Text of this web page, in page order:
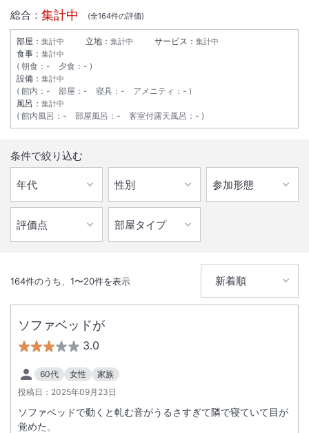
総合： 集計中 (全164件の評価)
部屋： 集計中 立地： 集計中 サービス： 集計中
食事： 集計中
朝食 ： - 夕食 ： -
設備： 集計中
館内 ： - 部屋 ： - 寝具 ： - アメニティ ： -
風呂： 集計中
館内風呂 ： - 部屋風呂 ： - 客室付露天風呂 ： -
条件で絞り込む
164件のうち、 1〜20件を表示
ソファベッドが
3.0
60代 女性
家族
投稿日： 2025年09月23日
ソファベッドで動くと軋む音がうるさすぎて隣で寝ていて目が
覚めた。